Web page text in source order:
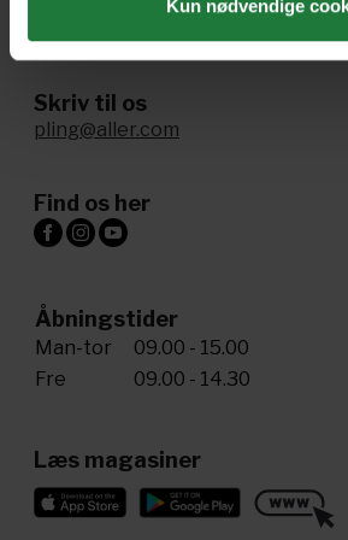
Kun nødvendige
Skriv til os
pling@aller.com
Find os her
Åbningstider
Man-tor
09.00 - 15.00
Fre
09.00 - 14.30
Læs magasiner